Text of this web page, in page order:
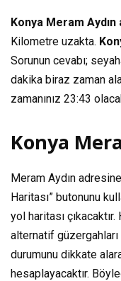
Konya Meram Aydın
Kilometre uzakta.
Sorunun cevabı;
dakika biraz zaman
zamanınız 23:43
Konya
Meram Aydın
Haritası” butonunu
yol haritası
alternatif
durumunu dikkate
hesaplayacaktır.